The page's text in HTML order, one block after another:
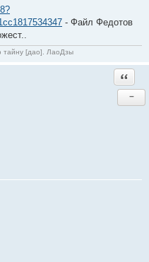
- Файл Федотов
тайну [дао]. ЛаоДзы
−